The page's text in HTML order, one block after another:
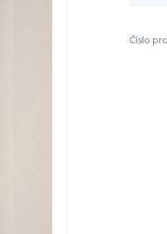
Číslo